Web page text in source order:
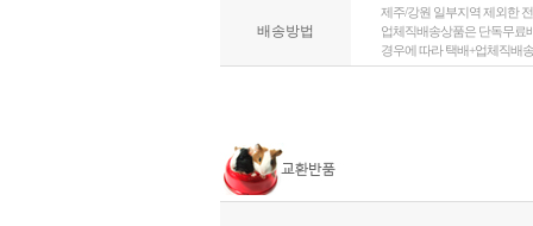
배송방법
제주/강원 일부지역 제외한
업체직배송상품은 단독무료
경우에 따라 택배+업체직배